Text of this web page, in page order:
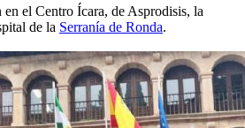
el Centro Ícara, de Asprodisis, la
de la Serranía de Ronda.